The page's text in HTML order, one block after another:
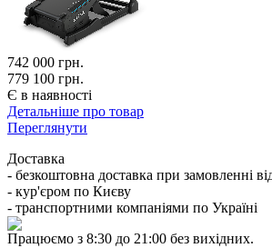
742 000 грн.
779 100 грн.
Є в наявності
Детальніше про товар
Переглянути
Доставка
- безкоштовна доставка при замовленні
- кур'єром по Києву
- транспортними компаніями по Україні
Працюємо з 8:30 до 21:00 без вихідних.